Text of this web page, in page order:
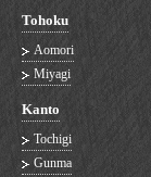
Tohoku
Aomori
Miyagi
Kanto
Tochigi
Gunma